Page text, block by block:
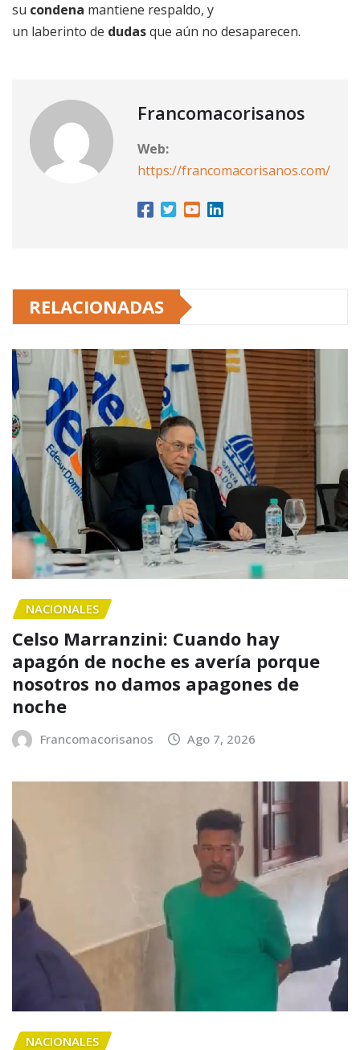
su condena mantiene respaldo, y
un laberinto de dudasque aún no desaparecen.
Francomacorisanos
Web:
https://francomacorisanos.com/
RELACIONADAS
NACIONALES
Celso Marranzini: Cuando hay
apagón de noche es avería porque
nosotros no damos apagones de
noche
Francomacorisanos Ago 7, 2026
NACIONALES